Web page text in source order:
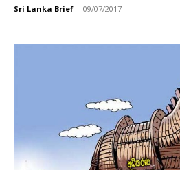
Sri Lanka Brief - 09/07/2017